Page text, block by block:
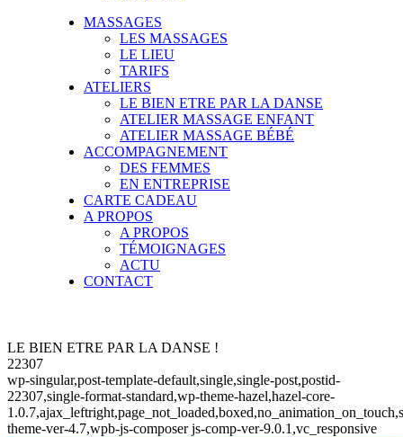
MASSAGES
LES MASSAGES
LE LIEU
TARIFS
ATELIERS
LE BIEN ETRE PAR LA DANSE
ATELIER MASSAGE ENFANT
ATELIER MASSAGE BÉBÉ
ACCOMPAGNEMENT
DES FEMMES
EN ENTREPRISE
CARTE CADEAU
A PROPOS
A PROPOS
TÉMOIGNAGES
ACTU
CONTACT
LE BIEN ETRE PAR LA DANSE !
22307
wp-singular,post-template-default,single,single-post,postid-
22307,single-format-standard,wp-theme-hazel,hazel-core-
theme-ver-4.7,wpb-js-composer js-comp-ver-9.0.1,vc_responsive